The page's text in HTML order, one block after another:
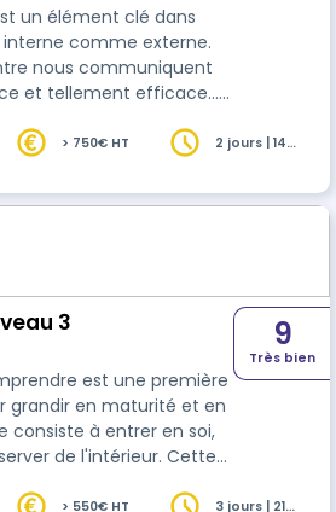
un élément clé dans
comme externe.
nous communiquent
et tellement efficace…
agences de
n’est pas toujours
de communication
> 750€ HT
2 jours | 14
3
est une première
grandir en maturité et en
de l'intérieur. Cette
permettra de mettre en
9
Très bien
> 550€ HT 3 jours | 21